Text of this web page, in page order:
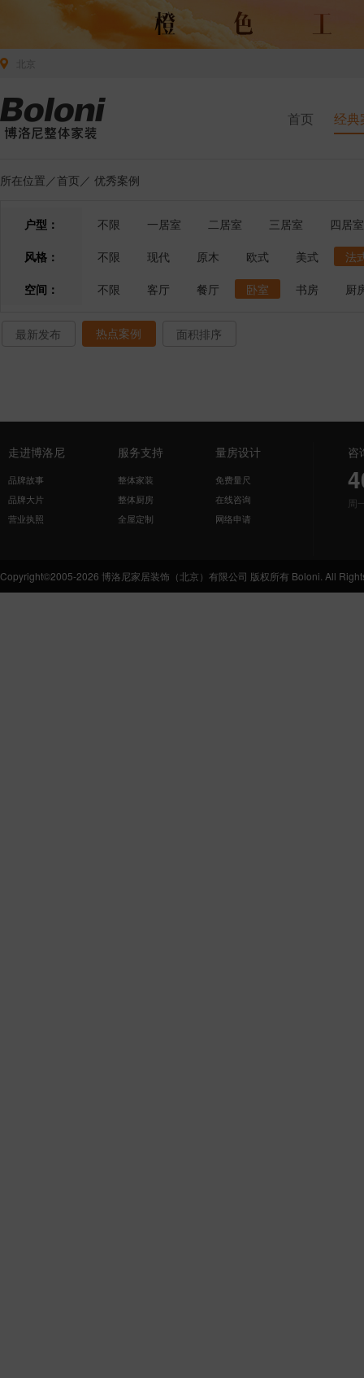
首页 经典
所在位置／首页 ／ 优秀案例
户型： 不限 一居室 二居室 三居室
四居室
风格：
不限 现代 原木 欧式 美式
法
空间：
不限 客厅 餐厅 卧室 书房 厨
最新发布 热点案例 面积排序
走进博洛尼
品牌故事
品牌大片
营业执照
服务支持
整体家装
整体厨房
全屋定制
量房设计
免费量尺
在线咨询
网络申请
咨
周
Copyright©2005-2026 博洛尼家居装饰（北京）有限公司 版权所有 Boloni. All